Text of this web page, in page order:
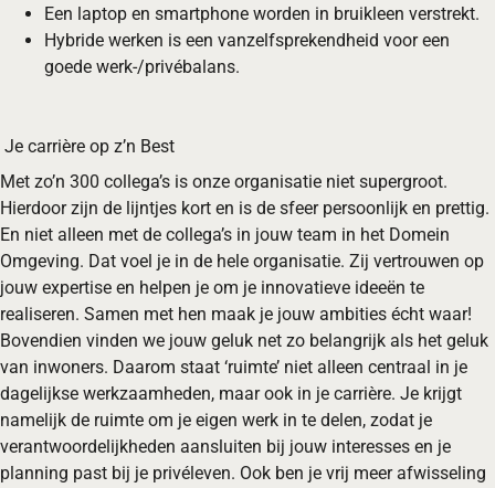
Een laptop en smartphone worden in bruikleen verstrekt.
Hybride werken is een vanzelfsprekendheid voor een
goede werk-/privébalans.
Je carrière op z’n Best
Met zo’n 300 collega’s is onze organisatie niet supergroot.
Hierdoor zijn de lijntjes kort en is de sfeer persoonlijk en prettig.
En niet alleen met de collega’s in jouw team in het Domein
Omgeving. Dat voel je in de hele organisatie. Zij vertrouwen op
jouw expertise en helpen je om je innovatieve ideeën te
realiseren. Samen met hen maak je jouw ambities écht waar!
Bovendien vinden we jouw geluk net zo belangrijk als het geluk
van inwoners. Daarom staat ‘ruimte’ niet alleen centraal in je
dagelijkse werkzaamheden, maar ook in je carrière. Je krijgt
namelijk de ruimte om je eigen werk in te delen, zodat je
verantwoordelijkheden aansluiten bij jouw interesses en je
planning past bij je privéleven. Ook ben je vrij meer afwisseling